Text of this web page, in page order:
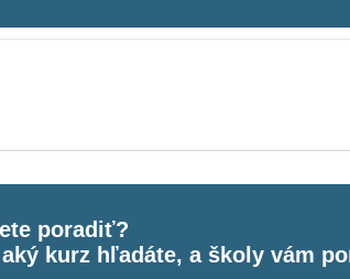
poradiť?
kurz hľadáte, a školy vám